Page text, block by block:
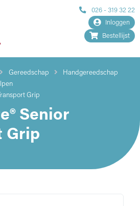
026 - 319 32 22
Inloggen
Bestellijst
Gereedschap
Handgereedschap
Grip
Senior
Grip